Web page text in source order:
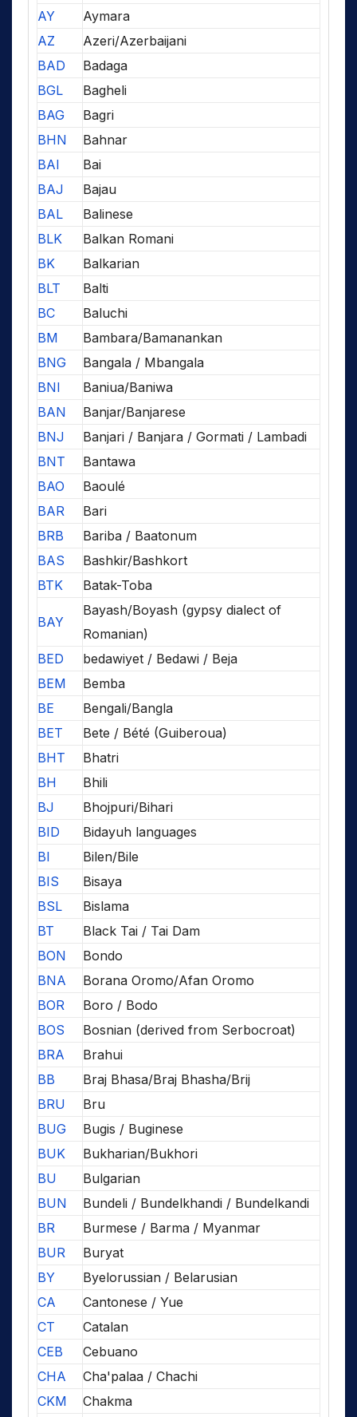
AY
Aymara
AZ
Azeri/Azerbaijani
BAD
Badaga
BGL
Bagheli
BAG
Bagri
BHN
Bahnar
BAI
Bai
BAJ
Bajau
BAL
Balinese
BLK
Balkan Romani
BK
Balkarian
BLT
Balti
BC
Baluchi
BM
Bambara/Bamanankan
BNG
Bangala / Mbangala
BNI
Baniua/Baniwa
BAN
Banjar/Banjarese
BNJ
Banjari / Banjara / Gormati / Lambadi
BNT
Bantawa
BAO
Baoulé
BAR
Bari
BRB
Bariba / Baatonum
BAS
Bashkir/Bashkort
BTK
Batak-Toba
BAY
Bayash/Boyash (gypsy dialect of
Romanian)
BED
bedawiyet / Bedawi / Beja
BEM
Bemba
BE
Bengali/Bangla
BET
Bete / Bété (Guiberoua)
BHT
Bhatri
BH
Bhili
BJ
Bhojpuri/Bihari
BID
Bidayuh languages
BI
Bilen/Bile
BIS
Bisaya
BSL
Bislama
BT
Black Tai / Tai Dam
BON
Bondo
BNA
Borana Oromo/Afan Oromo
BOR
Boro / Bodo
BOS
Bosnian (derived from Serbocroat)
BRA
Brahui
BB
Braj Bhasa/Braj Bhasha/Brij
BRU
Bru
BUG
Bugis / Buginese
BUK
Bukharian/Bukhori
BU
Bulgarian
BUN
Bundeli / Bundelkhandi / Bundelkandi
BR
Burmese / Barma / Myanmar
BUR
Buryat
BY
Byelorussian / Belarusian
CA
Cantonese / Yue
CT
Catalan
CEB
Cebuano
CHA
Cha'palaa / Chachi
CKM
Chakma